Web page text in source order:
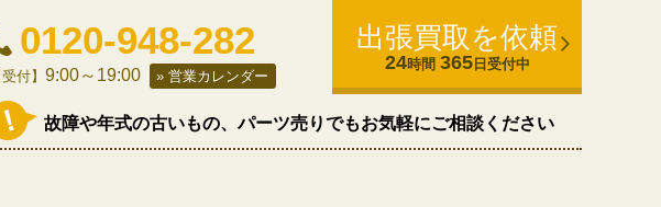
0120-948-282
受付】 9:00～19:00 営業カレンダー
出張買取を依頼
24時間 365日受付中
故障や年式の古いもの、パーツ売りでもお気軽にご相談ください